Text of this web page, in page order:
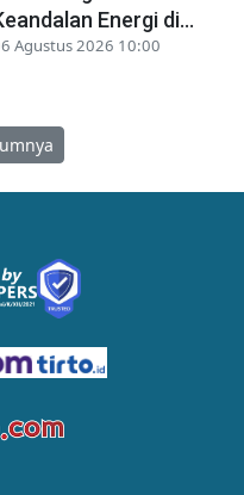
Energi di...
Agustus 2026 10:00